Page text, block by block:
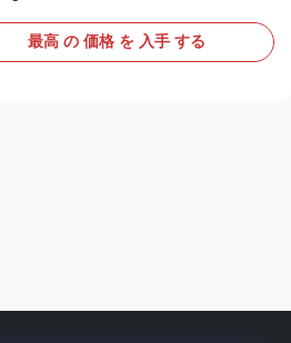
PCB Remove Dust Silicone Sticky
最高 の 価格 を 入手 する